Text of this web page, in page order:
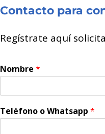
Contacto para
Regístrate aquí
Nombre *
Teléfono o Whatsapp *